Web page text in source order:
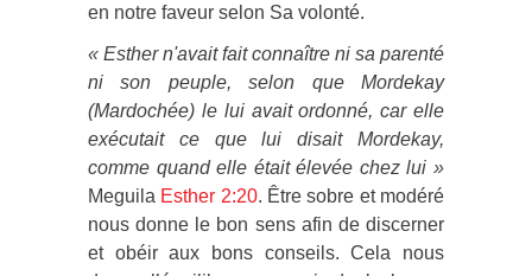
en notre faveur selon Sa volonté.
« Esther n'avait fait connaître ni sa parenté
ni son peuple, selon que Mordekay
(Mardochée) le lui avait ordonné, car elle
exécutait ce que lui disait Mordekay,
comme quand elle était élevée chez lui »
Meguila Esther 2:20. Être sobre et modéré
nous donne le bon sens afin de discerner
et obéir aux bons conseils. Cela nous